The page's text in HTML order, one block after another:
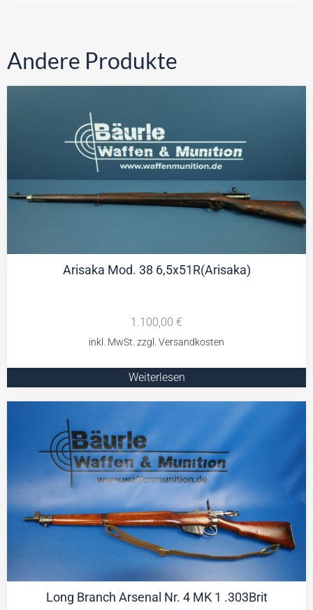
Andere Produkte
Arisaka Mod. 38 6,5x51R(Arisaka)
1.100,00 €
Weiterlesen
Long Branch Arsenal Nr. 4 MK 1 .303Brit